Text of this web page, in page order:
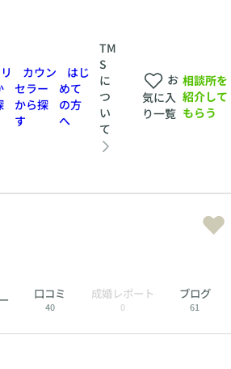
カウン
セラー
から探
す
はじ
めて
の方
へ
TM
S
に
つ
い
て
お
気に入
り一覧
相談所を
紹介して
もらう
口コミ
40
成婚レポート
0
ブログ
61